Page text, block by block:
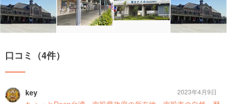
口コミ（4件）
key
2023年4月9日